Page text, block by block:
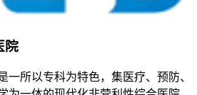
院
一所以专科为特色，集医疗、预防、